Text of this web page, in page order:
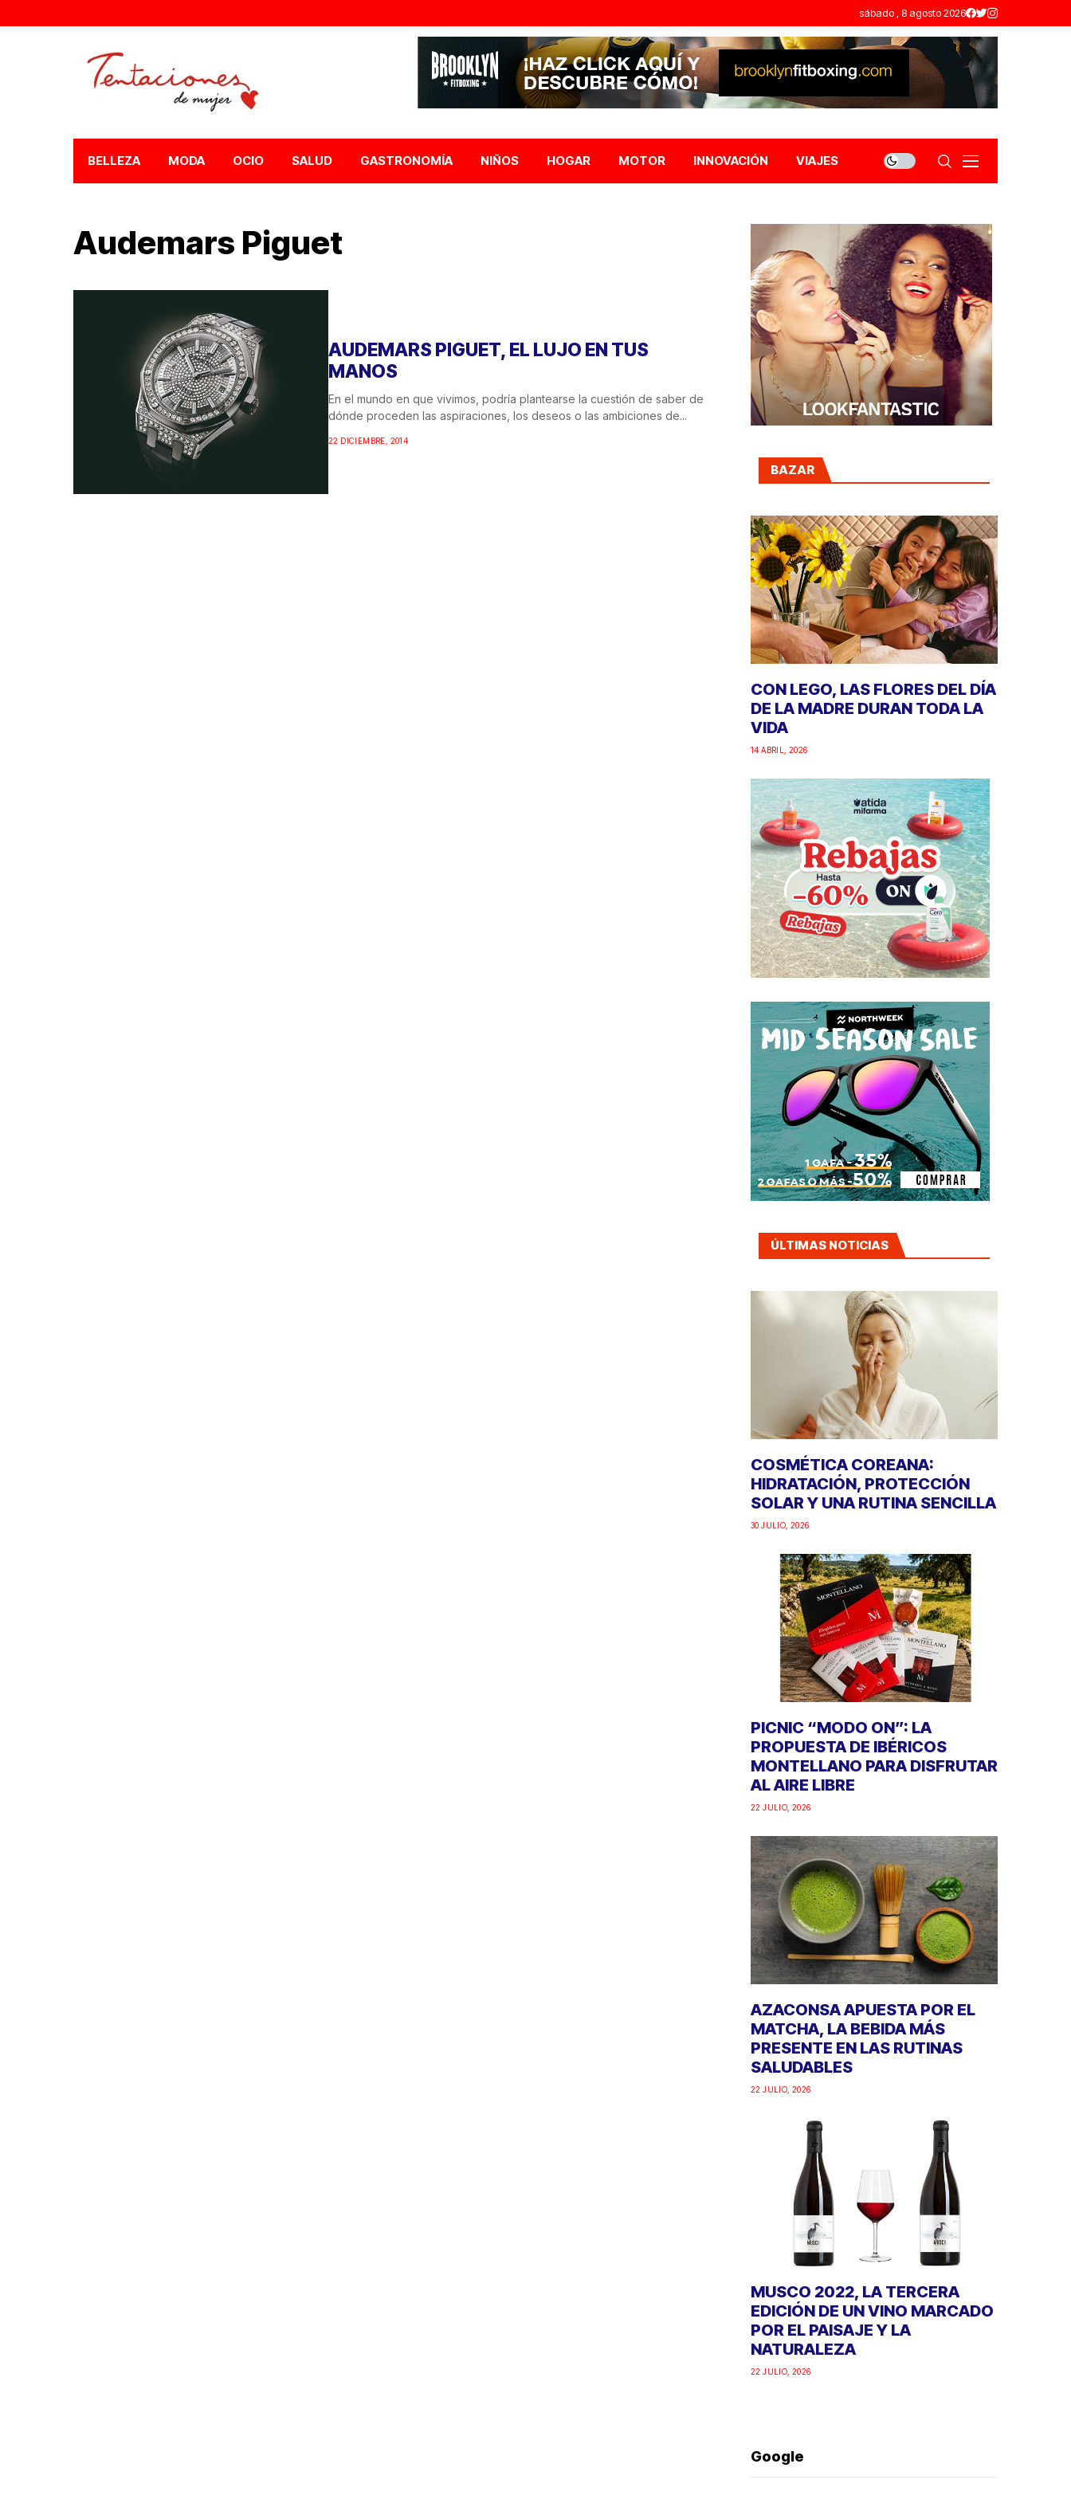
sábado , 8 agosto 2026
BELLEZA MODA OCIO SALUD GASTRONOMÍA NIÑOS HOGAR MOTOR INNOVACIÓN VIAJES
Audemars Piguet
AUDEMARS PIGUET, EL LUJO EN TUS
MANOS
En el mundo en que vivimos, podría plantearse la cuestión de saber de
dónde proceden las aspiraciones, los deseos o las ambiciones de...
22 DICIEMBRE, 2014
BAZAR
CON LEGO, LAS FLORES DEL DÍA
DE LA MADRE DURAN TODA LA
VIDA
14 ABRIL, 2026
ÚLTIMAS NOTICIAS
COSMÉTICA COREANA:
HIDRATACIÓN, PROTECCIÓN
SOLAR Y UNA RUTINA SENCILLA
30 JULIO, 2026
PICNIC “MODO ON”: LA
PROPUESTA DE IBÉRICOS
MONTELLANO PARA DISFRUTAR
AL AIRE LIBRE
22 JULIO, 2026
AZACONSA APUESTA POR EL
MATCHA, LA BEBIDA MÁS
PRESENTE EN LAS RUTINAS
SALUDABLES
22 JULIO, 2026
MUSCO 2022, LA TERCERA
EDICIÓN DE UN VINO MARCADO
POR EL PAISAJE Y LA
NATURALEZA
22 JULIO, 2026
Google